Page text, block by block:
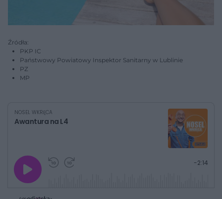
Źródła:
PKP IC
Państwowy Powiatowy Inspektor Sanitarny w Lublinie
PZ
MP
NOSEL WKRĘCA
Awantura na L4
P
-2:14